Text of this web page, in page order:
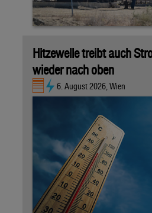
Hitzewelle treibt auch
wieder nach oben
6. August 2026, Wien